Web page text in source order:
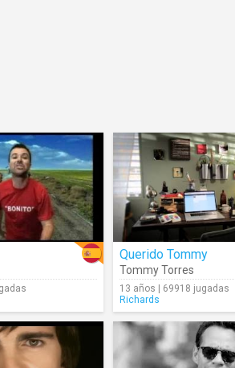
Querido Tommy
Tommy Torres
13 años | 69918 jugadas
Richards